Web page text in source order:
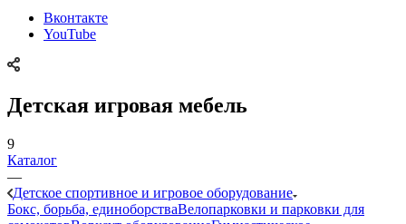
Вконтакте
YouTube
Детская игровая мебель
9
Каталог
—
Детское спортивное и игровое оборудование
Бокс, борьба, единоборстваВелопарковки и парковки для